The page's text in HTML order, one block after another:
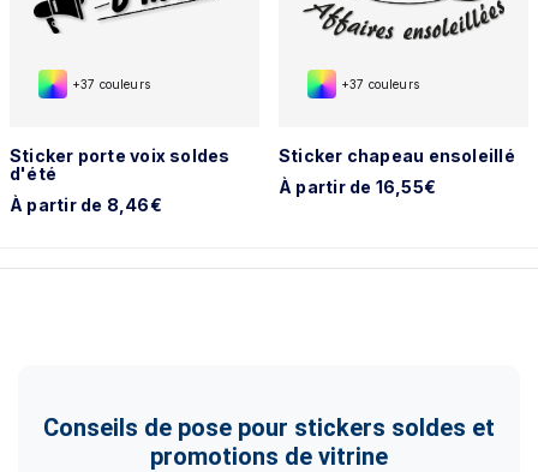
+37 couleurs
Sticker porte voix soldes
d'été
À partir de 8,46€
+37 couleurs
Sticker chapeau ensoleillé
À partir de 16,55€
Conseils de pose pour stickers soldes et
promotions de vitrine